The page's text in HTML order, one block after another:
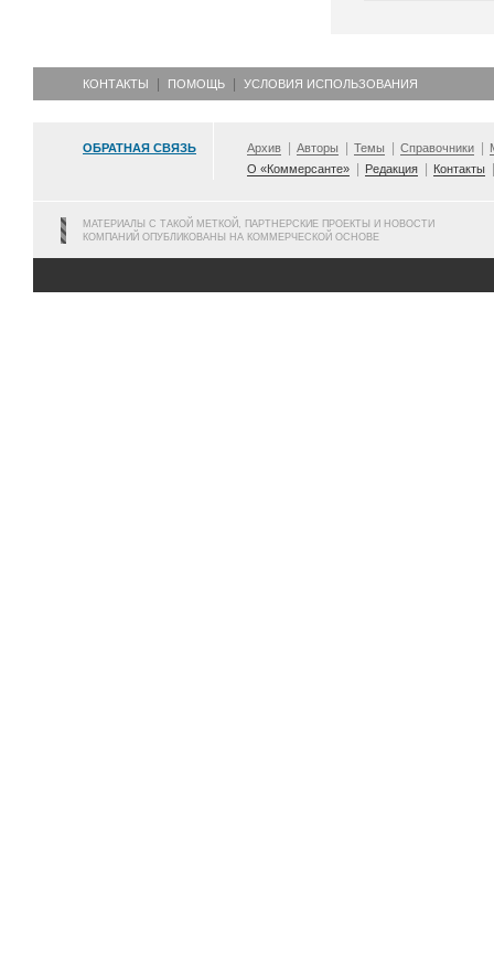
КОНТАКТЫ ПОМОЩЬ УСЛОВИЯ ИСПОЛЬЗОВАНИЯ
ОБРАТНАЯ СВЯЗЬ Архив Авторы Темы Справочники
О «Коммерсанте»
Редакция Контакты
МАТЕРИАЛЫ С ТАКОЙ МЕТКОЙ, ПАРТНЕРСКИЕ ПРОЕКТЫ И НОВОСТИ
КОМПАНИЙ ОПУБЛИКОВАНЫ НА КОММЕРЧЕСКОЙ ОСНОВЕ